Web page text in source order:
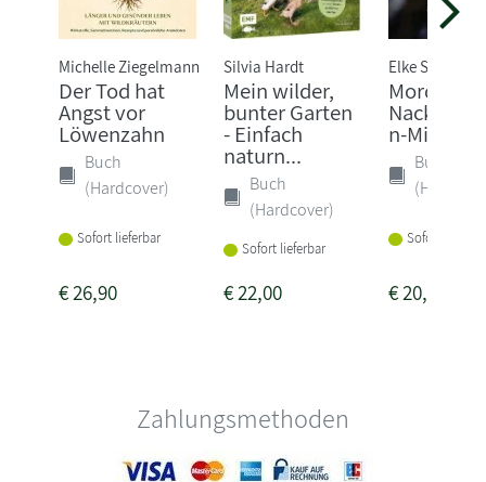
Michelle Ziegelmann
Der Tod hat
Angst vor
Löwenzahn
Buch
(Hardcover)
Sofort lieferbar
€26,90
Silvia Hardt
Mein wilder,
bunter Garten
- Einfach
naturn...
Buch
(Hardcover)
Sofort lieferbar
€22,00
Elke
Mord im
n-Milieu
Buch
Sofort
€20,00
Zahlungsmethoden